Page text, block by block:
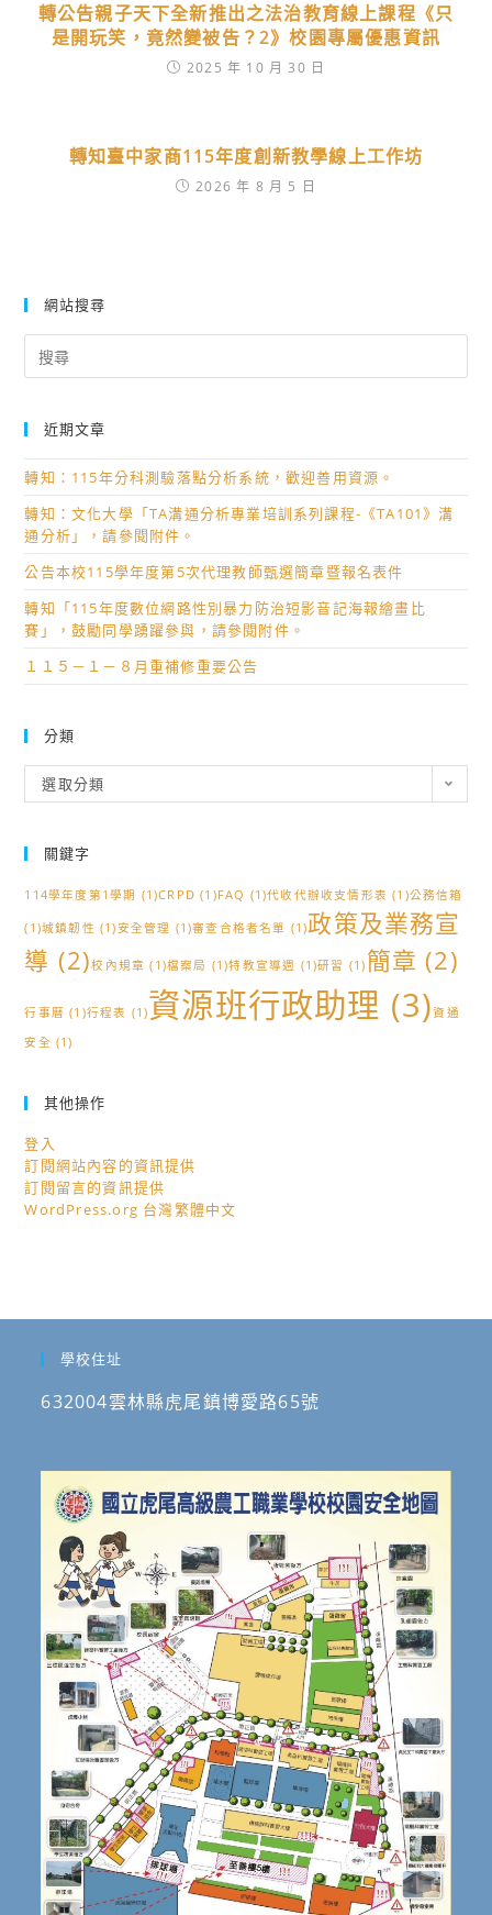
轉公告親子天下全新推出之法治教育線上課程《只
是開玩笑，竟然變被告？2》校園專屬優惠資訊
2025 年 10 月 30 日
轉知臺中家商115年度創新教學線上工作坊
2026 年 8 月 5 日
網站搜尋
for:
近期文章
轉知：115年分科測驗落點分析系統，歡迎善用資源。
轉知：文化大學「TA溝通分析專業培訓系列課程-《TA101》溝
通分析」，請參閱附件。
公告本校115學年度第5次代理教師甄選簡章暨報名表件
轉知「115年度數位網路性別暴力防治短影音記海報繪畫比
賽」，鼓勵同學踴躍參與，請參閱附件。
１１５－１－８月重補修重要公告
分類
類
選取分類
關鍵字
114學年度第1學期 (1)CRPD (1)FAQ (1)代收代辦收支情形表 (1)公務信箱
(1)城鎮韌性 (1)安全管理 (1)審查合格者名單 (1)政策及業務宣
導 (2)校內規章 (1)檔案局 (1)特教宣導週 (1)研習 (1) 簡章 (2)
行事曆 (1)行程表 (1)資源班行政助理 (3)資通
安全 (1)
其他操作
登入
訂閱網站內容的資訊提供
訂閱留言的資訊提供
WordPress.org 台灣繁體中文
學校住址
632004雲林縣虎尾鎮博愛路65號